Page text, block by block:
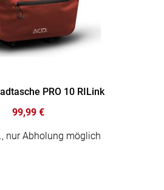
PRO 10 RILink
99,99 €
nur Abholung möglich